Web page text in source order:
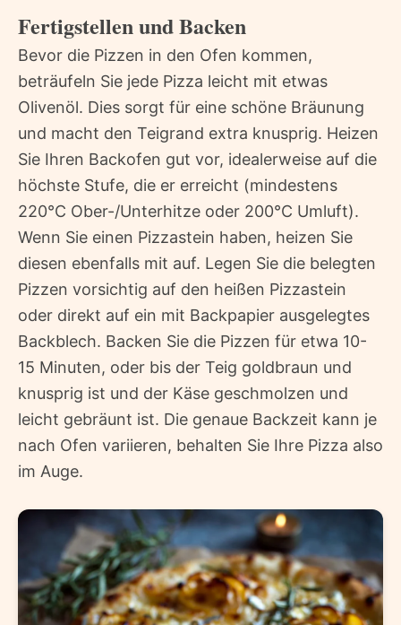
Fertigstellen und Backen
Bevor die Pizzen in den Ofen kommen,
beträufeln Sie jede Pizza leicht mit etwas
Olivenöl. Dies sorgt für eine schöne Bräunung
und macht den Teigrand extra knusprig. Heizen
Sie Ihren Backofen gut vor, idealerweise auf die
höchste Stufe, die er erreicht (mindestens
220°C Ober-/Unterhitze oder 200°C Umluft).
Wenn Sie einen Pizzastein haben, heizen Sie
diesen ebenfalls mit auf. Legen Sie die belegten
Pizzen vorsichtig auf den heißen Pizzastein
oder direkt auf ein mit Backpapier ausgelegtes
Backblech. Backen Sie die Pizzen für etwa 10-
15 Minuten, oder bis der Teig goldbraun und
knusprig ist und der Käse geschmolzen und
leicht gebräunt ist. Die genaue Backzeit kann je
nach Ofen variieren, behalten Sie Ihre Pizza also
im Auge.